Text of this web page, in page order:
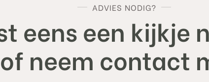
ADVIES NODIG?
eens een kijkje
neem contact